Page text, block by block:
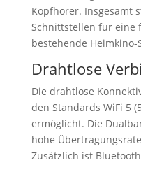
Kopfhörer. Insgesamt
Schnittstellen für eine
bestehende
Drahtlose
Die drahtlose
den Standards WiFi 5
ermöglicht. Die
hohe
Zusätzlich ist